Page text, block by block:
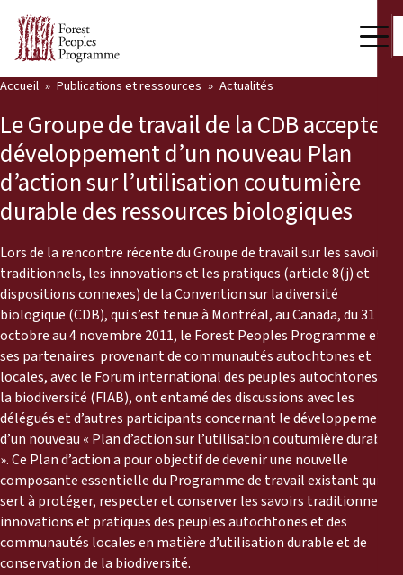
Qui nous sommes
Salle de presse
Nous soutenir
Notre travail
Voix des communautés
Partenaires et Pays
Dernières actualités
Publications et ressources
Publications et ressources
Actualités
Rapports
Communiqués de presse
Matériel de formation
Documents d'information
Accueil Publications et ressources Actualités
Le Groupe de travail de la CDB accepte le
développement d’un nouveau Plan
d’action sur l’utilisation coutumière
durable des ressources biologiques
Lors de la rencontre récente du Groupe de travail sur les savoirs
traditionnels, les innovations et les pratiques (article 8(j) et
dispositions connexes) de la Convention sur la diversité
biologique (CDB), qui s’est tenue à Montréal, au Canada, du 31
octobre au 4 novembre 2011, le Forest Peoples Programme et
ses partenaires provenant de communautés autochtones et
locales, avec le Forum international des peuples autochtones sur
la biodiversité (FIAB), ont entamé des discussions avec les
délégués et d’autres participants concernant le développement
d’un nouveau « Plan d’action sur l’utilisation coutumière durable
». Ce Plan d’action a pour objectif de devenir une nouvelle
composante essentielle du Programme de travail existant qui
sert à protéger, respecter et conserver les savoirs traditionnels,
innovations et pratiques des peuples autochtones et des
communautés locales en matière d’utilisation durable et de
conservation de la biodiversité.